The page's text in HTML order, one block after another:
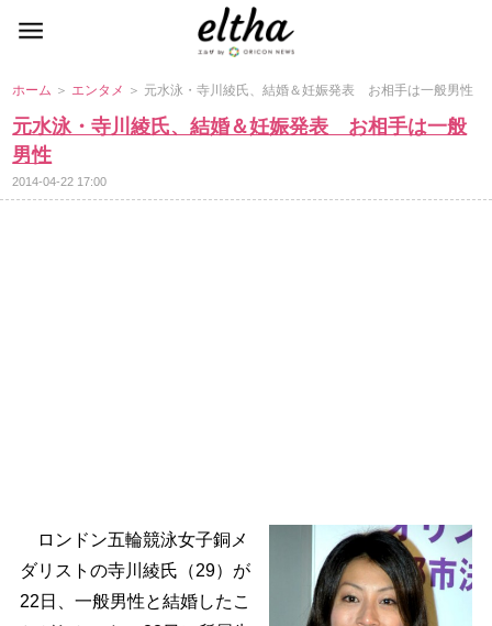
ホーム ＞ エンタメ ＞ 元水泳・寺川綾氏、結婚＆妊娠発表 お相手は一般男性
元水泳・寺川綾氏、結婚＆妊娠発表 お相手は一般
男性
2014-04-22 17:00
ロンドン五輪競泳女子銅メ
ダリストの寺川綾氏（29）が
22日、一般男性と結婚したこ